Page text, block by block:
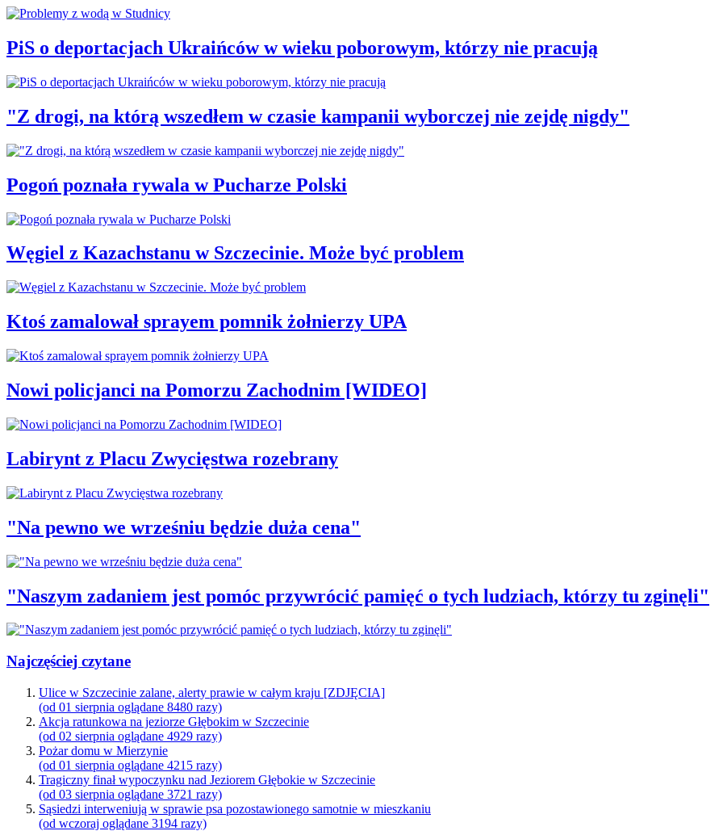
PiS o deportacjach Ukraińców w wieku poborowym, którzy nie pracują
"Z drogi, na którą wszedłem w czasie kampanii wyborczej nie zejdę nigdy"
Pogoń poznała rywala w Pucharze Polski
Węgiel z Kazachstanu w Szczecinie. Może być problem
Ktoś zamalował sprayem pomnik żołnierzy UPA
Nowi policjanci na Pomorzu Zachodnim [WIDEO]
Labirynt z Placu Zwycięstwa rozebrany
"Na pewno we wrześniu będzie duża cena"
"Naszym zadaniem jest pomóc przywrócić pamięć o tych ludziach, którzy tu zginęli"
Najczęściej czytane
Ulice w Szczecinie zalane, alerty prawie w całym kraju [ZDJĘCIA]
(od 01 sierpnia oglądane 8480 razy)
Akcja ratunkowa na jeziorze Głębokim w Szczecinie
(od 02 sierpnia oglądane 4929 razy)
Pożar domu w Mierzynie
(od 01 sierpnia oglądane 4215 razy)
Tragiczny finał wypoczynku nad Jeziorem Głębokie w Szczecinie
(od 03 sierpnia oglądane 3721 razy)
Sąsiedzi interweniują w sprawie psa pozostawionego samotnie w mieszkaniu
(od wczoraj oglądane 3194 razy)